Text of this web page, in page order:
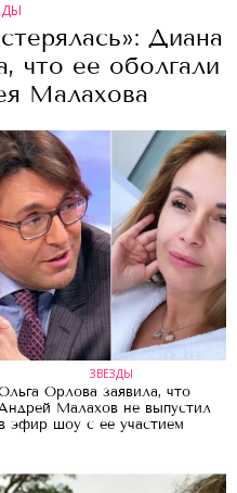
Диана
что ее оболгали
Малахова
ЗВЕЗДЫ
Орлова заявила, что
Малахов не выпустил
в эфир шоу с ее участием